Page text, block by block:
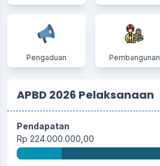
Pengaduan Pembangunan
APBD 2026 Pelaksanaan
Pendapatan
Rp 224.000.000,00